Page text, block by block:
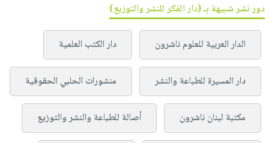
دور نشر شبيهة بـ (دار الفكر للنشر والتوزيع)
الدار العربية للعلوم ناشرون دار الكتب العلمية
دار المسيرة للطباعة والنشر منشورات الحلبي الحقوقية
مكتبة لبنان ناشرون أصالة للطباعة والنشر والتوزيع